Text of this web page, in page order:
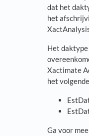
dat het
het
Het
Xactimate
het
Ga voor